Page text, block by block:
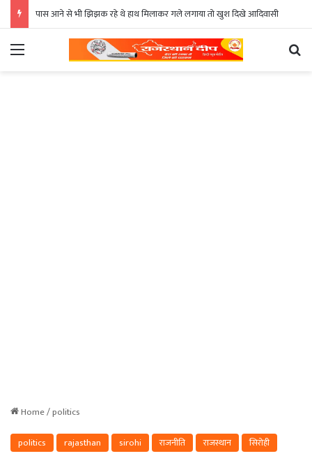
पास आने से भी झिझक रहे थे हाथ मिलाकर गले लगाया तो खुश दिखे आदिवासी
Menu
Home/politics
politics
rajasthan sirohi राजनीति राजस्थान सिरोही